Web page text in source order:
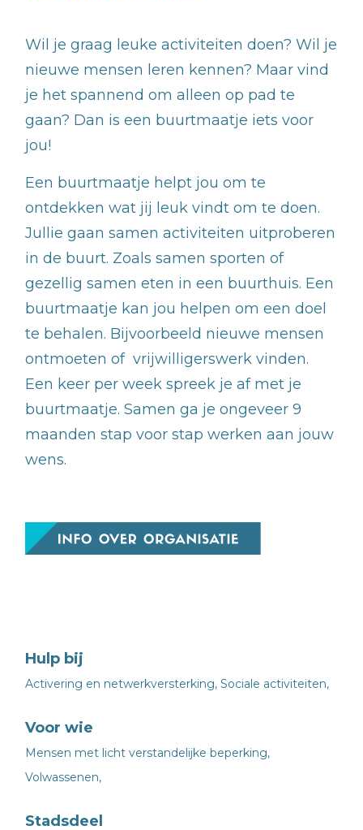
Wil je graag leuke activiteiten doen? Wil je
nieuwe mensen leren kennen? Maar vind
je het spannend om alleen op pad te
gaan? Dan is een buurtmaatje iets voor
jou!
Een buurtmaatje helpt jou om te
ontdekken wat jij leuk vindt om te doen.
Jullie gaan samen activiteiten uitproberen
in de buurt. Zoals samen sporten of
gezellig samen eten in een buurthuis. Een
buurtmaatje kan jou helpen om een doel
te behalen. Bijvoorbeeld nieuwe mensen
ontmoeten of vrijwilligerswerk vinden.
Een keer per week spreek je af met je
buurtmaatje. Samen ga je ongeveer 9
maanden stap voor stap werken aan jouw
wens.
Hulp bij
Activering en netwerkversterking, Sociale activiteiten,
Voor wie
Mensen met licht verstandelijke beperking,
Volwassenen,
Stadsdeel